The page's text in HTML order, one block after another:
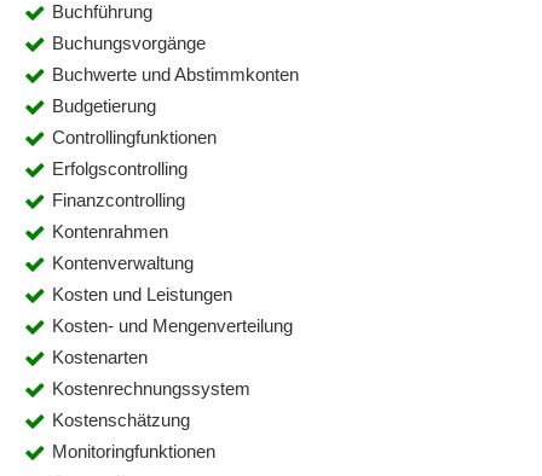
Buchführung
Buchungsvorgänge
Buchwerte und Abstimmkonten
Budgetierung
Controllingfunktionen
Erfolgscontrolling
Finanzcontrolling
Kontenrahmen
Kontenverwaltung
Kosten und Leistungen
Kosten- und Mengenverteilung
Kostenarten
Kostenrechnungssystem
Kostenschätzung
Monitoringfunktionen